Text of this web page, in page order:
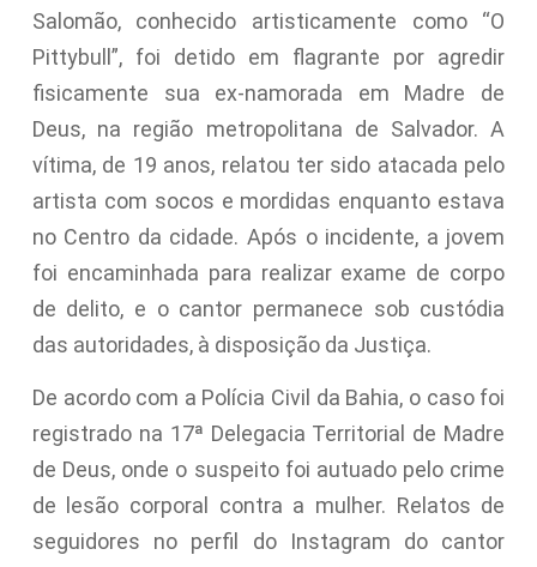
Salomão, conhecido artisticamente como “O
Pittybull”, foi detido em flagrante por agredir
fisicamente sua ex-namorada em Madre de
Deus, na região metropolitana de Salvador. A
vítima, de 19 anos, relatou ter sido atacada pelo
artista com socos e mordidas enquanto estava
no Centro da cidade. Após o incidente, a jovem
foi encaminhada para realizar exame de corpo
de delito, e o cantor permanece sob custódia
das autoridades, à disposição da Justiça.
De acordo com a Polícia Civil da Bahia, o caso foi
registrado na 17ª Delegacia Territorial de Madre
de Deus, onde o suspeito foi autuado pelo crime
de lesão corporal contra a mulher. Relatos de
seguidores no perfil do Instagram do cantor